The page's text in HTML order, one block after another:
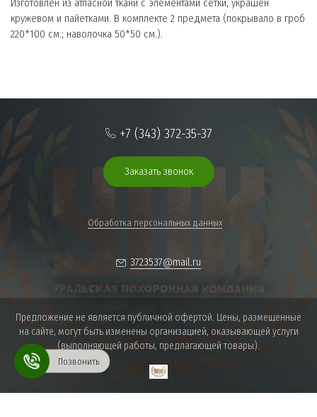
Изготовлен из атласной ткани с элементами сетки, украшен
кружевом и пайетками. В комплекте 2 предмета (покрывало в гроб
220*100 см.; наволочка 50*50 см.).
+7 (343) 372-35-37
Заказать звонок
Обработка персональных данных
3723537@mail.ru
Предложение не является публичной офертой. Цены, размещенные
на сайте, могут быть изменены организацией, оказывающей услуги
(выполняющей работы, предлагающей товары).
Позвонить